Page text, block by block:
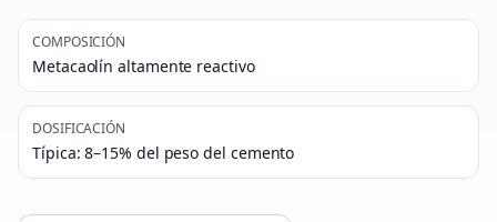
COMPOSICIÓN
Metacaolín altamente reactivo
DOSIFICACIÓN
Típica: 8–15% del peso del cemento